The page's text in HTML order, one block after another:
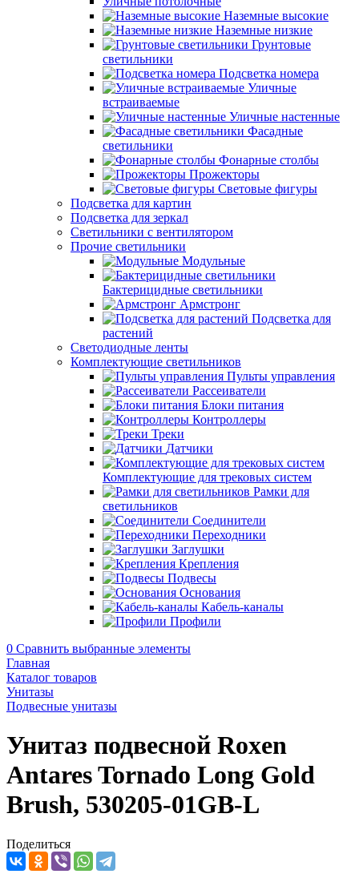
Наземные высокие
Наземные низкие
Грунтовые
светильники
Подсветка номера
Уличные
встраиваемые
Уличные настенные
Фасадные
светильники
Фонарные столбы
Прожекторы
Световые фигуры
Подсветка для картин
Подсветка для зеркал
Светильники с вентилятором
Прочие светильники
Модульные
Бактерицидные светильники
Армстронг
Подсветка для
растений
Светодиодные ленты
Комплектующие светильников
Пульты управления
Рассеиватели
Блоки питания
Контроллеры
Треки
Датчики
Комплектующие для трековых систем
Рамки для
светильников
Соединители
Переходники
Заглушки
Крепления
Подвесы
Основания
Кабель-каналы
Профили
0 Сравнить выбранные элементы
Главная
Каталог товаров
Унитазы
Подвесные унитазы
Унитаз подвесной Roxen
Antares Tornado Long Gold
Brush, 530205-01GB-L
Поделиться